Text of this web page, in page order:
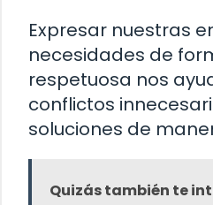
Expresar nuestras
necesidades de
respetuosa nos
conflictos
soluciones de
Quizás también te